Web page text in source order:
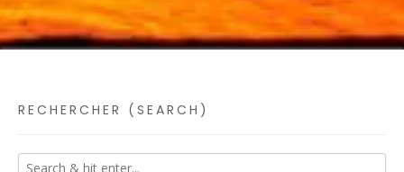
RECHERCHER (SEARCH)